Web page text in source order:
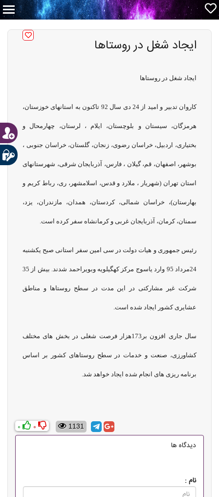
ایجاد شغل در روستاها
ایجاد شغل در روستاها
کاروان تدبیر و امید از 24 دی سال 92 تاکنون به استانهای خوزستان،
هرمزگان، سیستان و بلوچستان، ایلام ، لرستان، چهارمحال و
بختیاری، اردبیل، خراسان رضوی، زنجان، گلستان، خراسان جنوبی ،
بوشهر، اصفهان، قم، گیلان ، فارس، آذربایجان شرقی، شهرستانهای
استان تهران (شهریار ، ملارد و قدس، اسلامشهر، ری، رباط کریم و
بهارستان)، خراسان شمالی، کردستان، همدان، مازندران، یزد،
سمنان، کرمان، آذربایجان غربی و کرمانشاه سفر کرده است.
رئیس جمهوری و هیات دولت در سی امین سفر استانی صبح یکشنبه
24مرداد 95 وارد یاسوج مرکز کهگیلویه وبویراحمد شدند. بیش از 35
شرکت غیر مشارکتی در این مدت در سطح روستاها و مناطق
عشایری کشور ایجاد شده است.
سال جاری افزون بر173هزار فرصت شغلی در بخش های مختلف
کشاورزی، صنعت و خدمات در سطح روستاهای کشور بر اساس
برنامه ریزی های انجام شده ایجاد خواهد شد.
1131
0
0
دیدگاه ها
نام :